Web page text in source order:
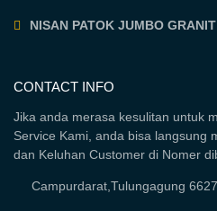
NISAN PATOK JUMBO GRANIT
CONTACT INFO
Jika anda merasa kesulitan untuk
Service Kami, anda bisa langsung
dan Keluhan Customer di Nomer
Campurdarat,Tulungagung